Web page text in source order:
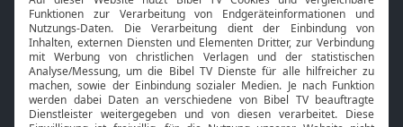
Neuigkeiten
Smart TV
HbbTV
Bibelthek Online-Bibel
Nächster Gottesdienst